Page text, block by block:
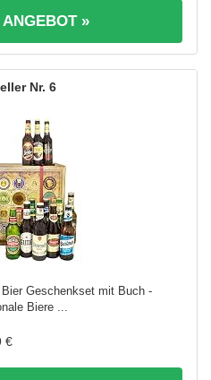
»
6
Geschenkset mit Buch -
Biere ...
€